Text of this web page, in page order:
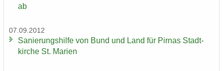
ab
07.09.2012
Sa­nie­rungs­hil­fe von Bund und Land für Pirnas Stadt­
kir­che St. Ma­ri­en